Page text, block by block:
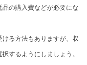
の購入費などが必要にな
る方法もありますが、収
するようにしましょう。